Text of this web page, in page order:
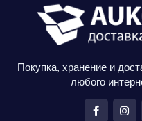
Покупка, хранение и
любого